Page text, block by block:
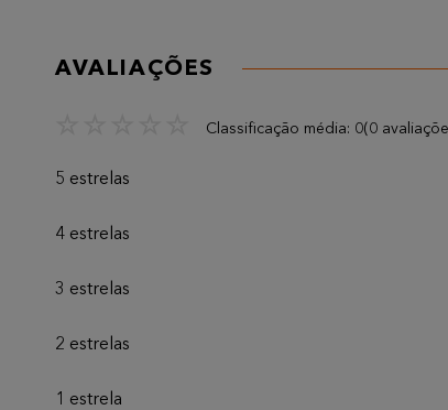
AVALIAÇÕES
Classificação média: 0(0
5 estrelas
4 estrelas
3 estrelas
2 estrelas
1 estrela